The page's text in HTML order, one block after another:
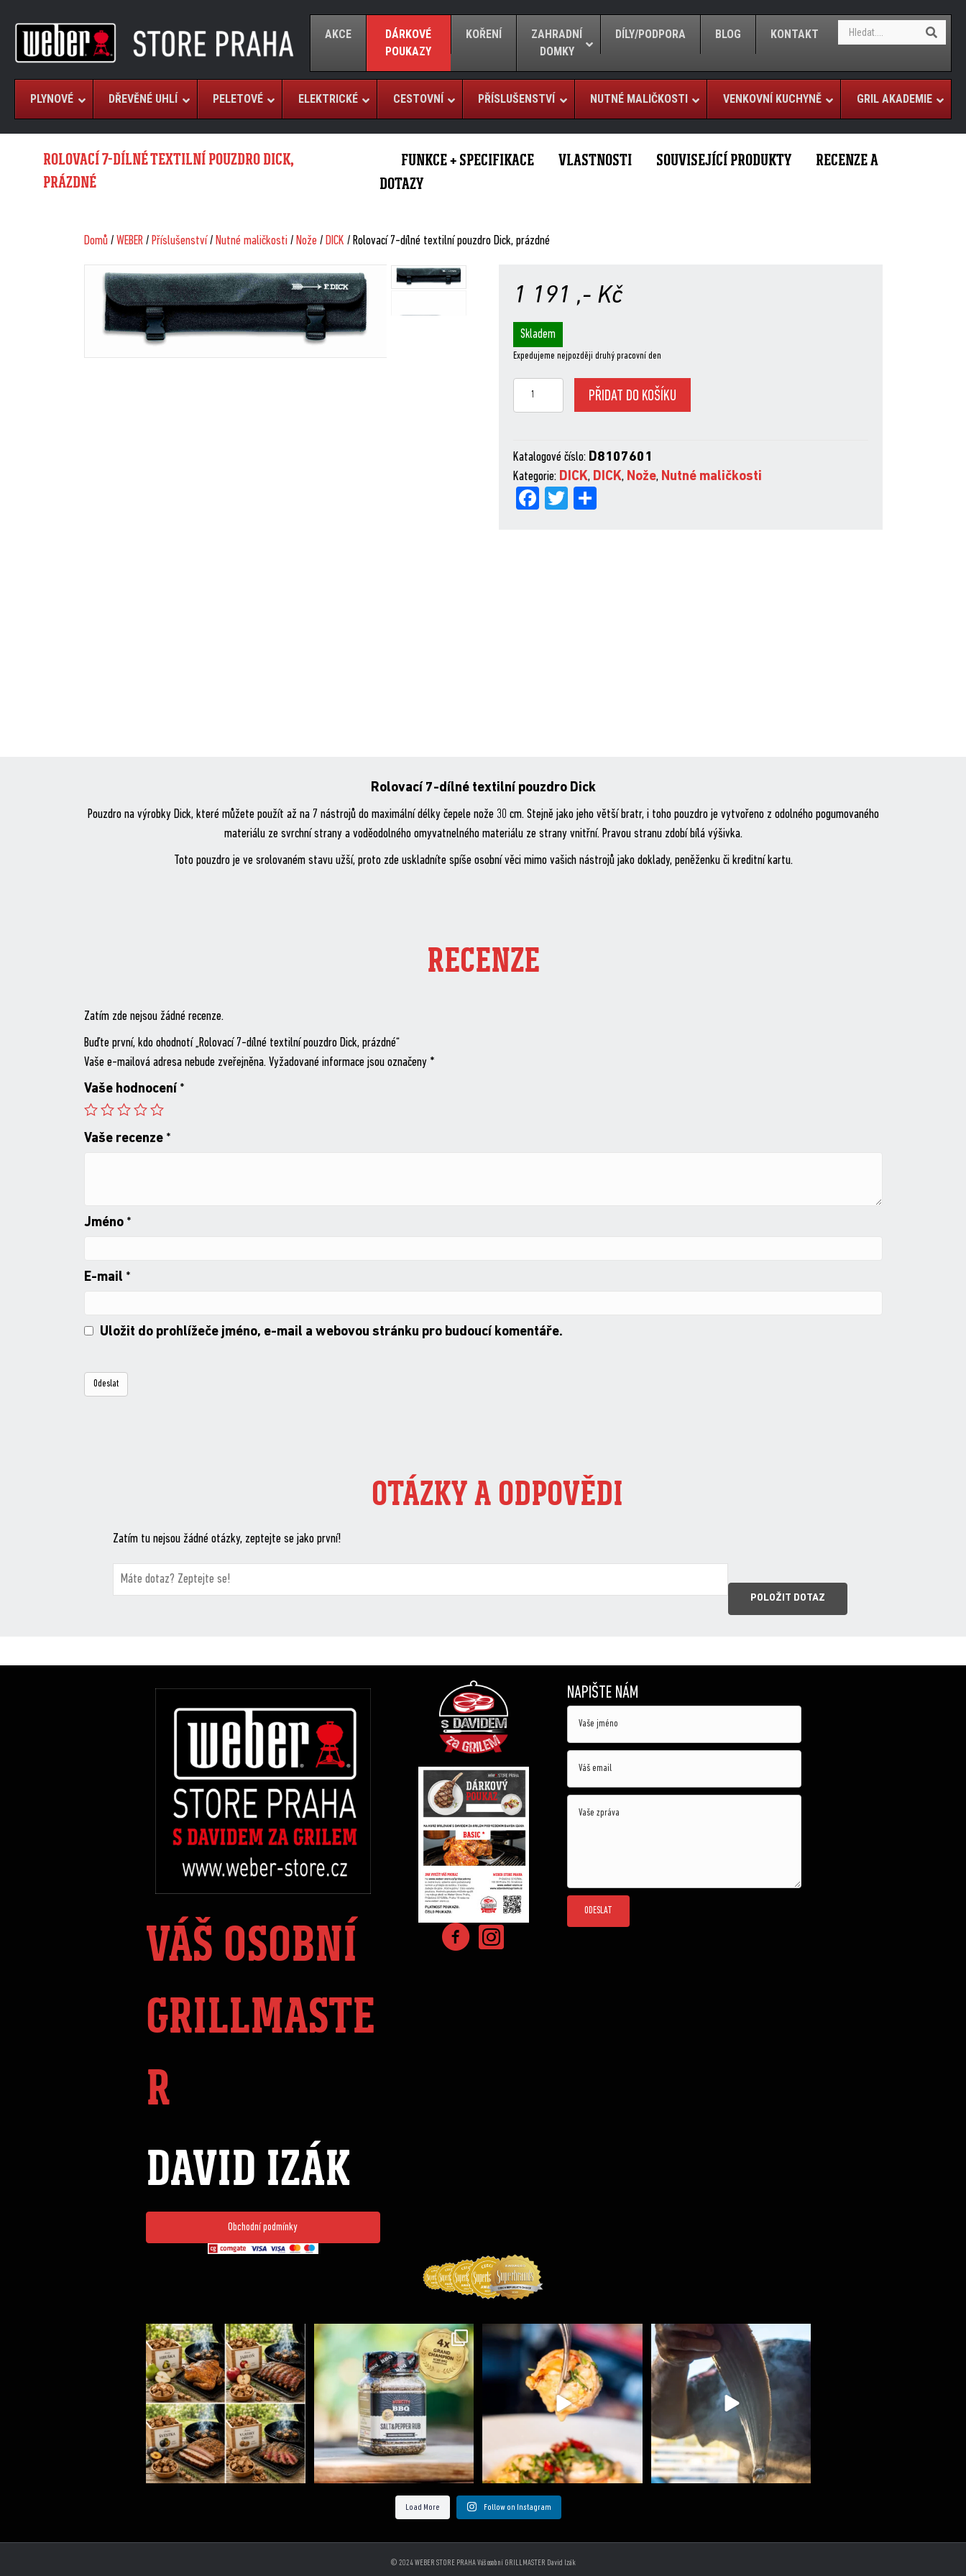
AKCE
DÁRKOVÉ
POUKAZY
KOŘENÍ
ZAHRADNÍ
DOMKY
DÍLY/PODPORA BLOG KONTAKT
r
c
h
e
c
PLYNOVÉ DŘEVĚNÉ UHLÍ PELETOVÉ ELEKTRICKÉ CESTOVNÍ PŘÍSLUŠENSTVÍ NUTNÉ MALIČKOSTI VENKOVNÍ KUCHYNĚ GRIL AKADEMIE
ROLOVACÍ 7-DÍLNÉ TEXTILNÍ POUZDRO DICK,
PRÁZDNÉ
FUNKCE + SPECIFIKACE VLASTNOSTI SOUVISEJÍCÍ PRODUKTY
RECENZE A
DOTAZY
Domů/ WEBER/ Příslušenství/ Nutné maličkosti/ Nože/ DICK / Rolovací 7-dílné textilní pouzdro Dick, prázdné
1 191 ,- Kč
Skladem
Expedujeme nejpozději druhý pracovní den
Rolovací
pouzdro
Dick,
prázdné
PŘIDAT DO KOŠÍKU
Katalogové číslo: D8107601
Kategorie: DICK, DICK, Nože, Nutné maličkosti
Fa
Tw
Rolovací 7-dílné textilní pouzdro Dick
Pouzdro na výrobky Dick, které můžete použít až na 7 nástrojů do maximální délky čepele nože 30 cm. Stejně jako jeho větší bratr, i toho pouzdro je vytvořeno z odolného pogumovaného
materiálu ze svrchní strany a voděodolného omyvatnelného materiálu ze strany vnitřní. Pravou stranu zdobí bílá výšivka.
Toto pouzdro je ve srolovaném stavu užší, proto zde uskladníte spíše osobní věci mimo vašich nástrojů jako doklady, peněženku či kreditní kartu.
RECENZE
Zatím zde nejsou žádné recenze.
Buďte první, kdo ohodnotí „Rolovací 7-dílné textilní pouzdro Dick, prázdné“
Vaše e-mailová adresa nebude zveřejněna. Vyžadované informace jsou označeny *
Vaše hodnocení *
Vaše recenze *
Jméno *
E-mail *
Uložit do prohlížeče jméno, e-mail a webovou stránku pro budoucí komentáře.
OTÁZKY A ODPOVĚDI
Zatím tu nejsou žádné otázky, zeptejte se jako první!
VÁŠ OSOBNÍ
GRILLMASTE
R
DAVID IZÁK
Obchodní podmínky
NAPIŠTE NÁM
ODESLAT
Udící špalíky - BORN TO SMOKE - různé druhy k...
1 0
Koření Suncity – autentická BBQ chuť u vás doma!...
1 0
Spoustu podobných triků, které vám usnadní nejenom ...
9 0
Ryba na grilu je opravdu rychlá, a stejně tak
Load More Follow on Instagram
© 2024 WEBER STORE PRAHA Váš osobní GRILLMASTER David Izák